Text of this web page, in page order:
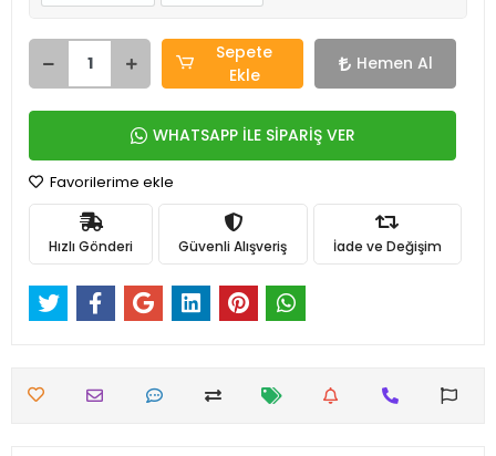
Sepete
Ekle
Hemen Al
WHATSAPP İLE SİPARİŞ VER
Favorilerime ekle
Hızlı Gönderi Güvenli Alışveriş İade ve Değişim